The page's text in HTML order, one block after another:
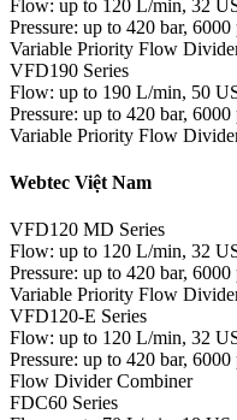
Flow: up to 120 L/min, 32
Pressure: up to 420 bar, 6000
Variable Priority Flow
VFD190 Series
Flow: up to 190 L/min, 50
Pressure: up to 420 bar, 6000
Variable Priority Flow
Webtec Việt Nam
VFD120 MD Series
Flow: up to 120 L/min, 32
Pressure: up to 420 bar, 6000
Variable Priority Flow
VFD120-E Series
Flow: up to 120 L/min, 32
Pressure: up to 420 bar, 6000
Flow Divider Combiner
FDC60 Series